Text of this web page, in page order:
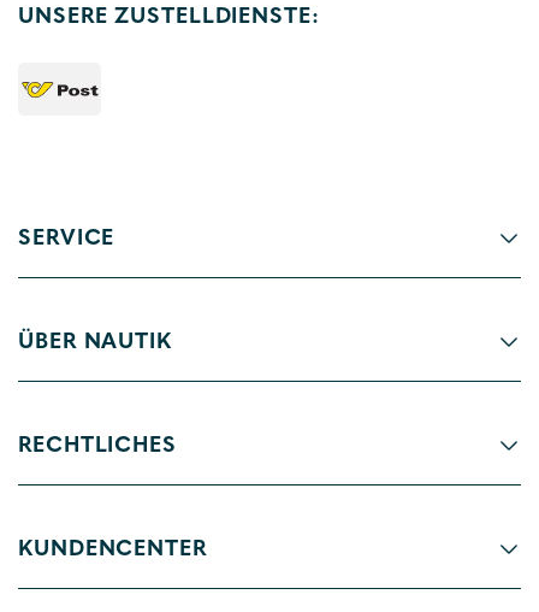
UNSERE ZUSTELLDIENSTE:
SERVICE
ÜBER NAUTIK
RECHTLICHES
KUNDENCENTER